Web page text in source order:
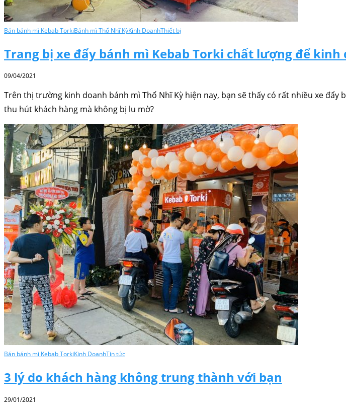
Bán bánh mì Kebab TorkiBánh mì Thổ Nhĩ KỳKinh DoanhThiết bị
Trang bị xe đẩy bánh mì Kebab Torki chất lượng để
09/04/2021
Trên thị trường kinh doanh bánh mì Thổ Nhĩ Kỳ hiện nay, bạn sẽ thấy có rất nhiều xe
thu hút khách hàng mà không bị lu mờ?
Bán bánh mì Kebab TorkiKinh DoanhTin tức
3 lý do khách hàng không trung thành với bạn
29/01/2021